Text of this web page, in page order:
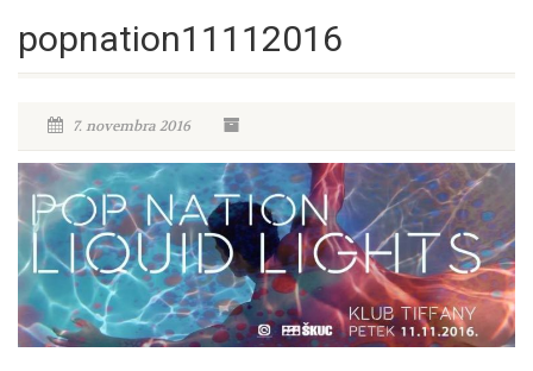
popnation11112016
7. novembra 2016